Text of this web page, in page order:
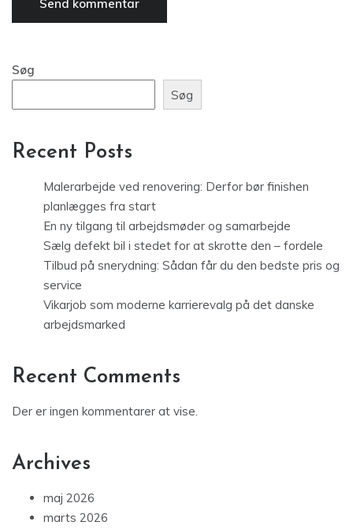
Søg
Søg
Recent Posts
Malerarbejde ved renovering: Derfor bør finishen
planlægges fra start
En ny tilgang til arbejdsmøder og samarbejde
Sælg defekt bil i stedet for at skrotte den – fordele
Tilbud på snerydning: Sådan får du den bedste pris og
service
Vikarjob som moderne karrierevalg på det danske
arbejdsmarked
Recent Comments
Der er ingen kommentarer at vise.
Archives
maj 2026
marts 2026